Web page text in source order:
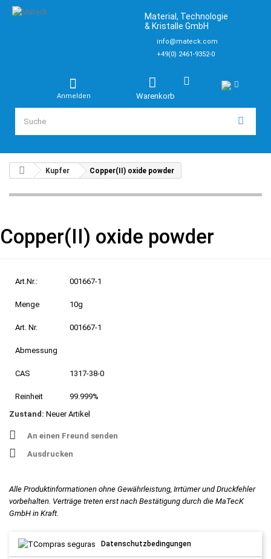
Material, Technologie
& Kristalle GmbH
info@mateck.com
+49(0) 2461-9352-0
Warenkorb
Anmelden
Kupfer Copper(II) oxide powder
Copper(II) oxide powder
Art.Nr.: 001667-1
Menge 10g
Art. Nr. 001667-1
Abmessung
CAS 1317-38-0
Reinheit
99.999%
Zustand: Neuer Artikel
An einen Freund senden
Ausdrucken
Alle Produktinformationen ohne Gewährleistung, Irrtümer und Druckfehler
vorbehalten. Verträge treten erst nach Bestätigung durch die MaTecK
GmbH in Kraft.
Datenschutzbedingungen